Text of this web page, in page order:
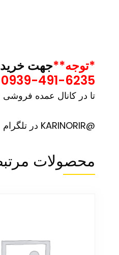
*توجه**جهت خرید
0939-491-6235
تا در کانال عمده
@KARINORIR در تلگرام
محصولات